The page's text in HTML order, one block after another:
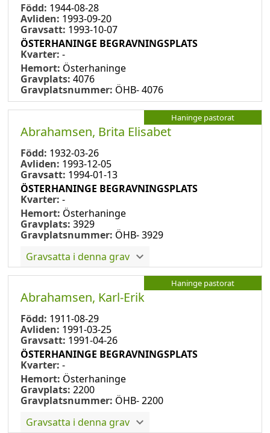
Född: 1944-08-28
Avliden: 1993-09-20
Gravsatt: 1993-10-07
ÖSTERHANINGE BEGRAVNINGSPLATS
Kvarter: -
Hemort: Österhaninge
Gravplats: 4076
Gravplatsnummer: ÖHB- 4076
Haninge pastorat
Abrahamsen, Brita Elisabet
Född: 1932-03-26
Avliden: 1993-12-05
Gravsatt: 1994-01-13
ÖSTERHANINGE BEGRAVNINGSPLATS
Kvarter: -
Hemort: Österhaninge
Gravplats: 3929
Gravplatsnummer: ÖHB- 3929
Gravsatta i denna grav
Haninge pastorat
Abrahamsen, Karl-Erik
Född: 1911-08-29
Avliden: 1991-03-25
Gravsatt: 1991-04-26
ÖSTERHANINGE BEGRAVNINGSPLATS
Kvarter: -
Hemort: Österhaninge
Gravplats: 2200
Gravplatsnummer: ÖHB- 2200
Gravsatta i denna grav